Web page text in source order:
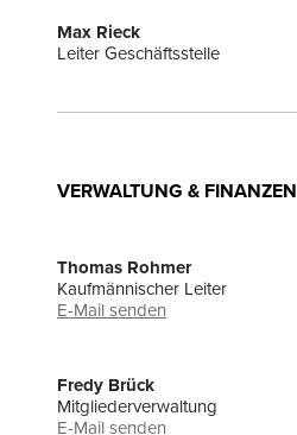
Max Rieck
Leiter Geschäftsstelle
VERWALTUNG & FINANZEN
Thomas Rohmer
Kaufmännischer Leiter
E-Mail senden
Fredy Brück
Mitgliederverwaltung
E-Mail senden